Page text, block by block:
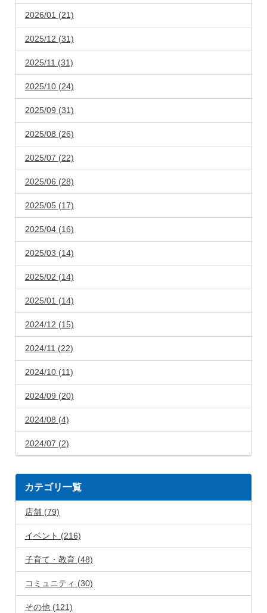
2026/01 (21)
2025/12 (31)
2025/11 (31)
2025/10 (24)
2025/09 (31)
2025/08 (26)
2025/07 (22)
2025/06 (28)
2025/05 (17)
2025/04 (16)
2025/03 (14)
2025/02 (14)
2025/01 (14)
2024/12 (15)
2024/11 (22)
2024/10 (11)
2024/09 (20)
2024/08 (4)
2024/07 (2)
カテゴリ一覧
店舗 (79)
イベント (216)
子育て・教育 (48)
コミュニティ (30)
その他 (121)